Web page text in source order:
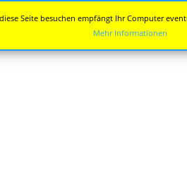
Seite besuchen empfängt Ihr Computer
Mehr Informationen